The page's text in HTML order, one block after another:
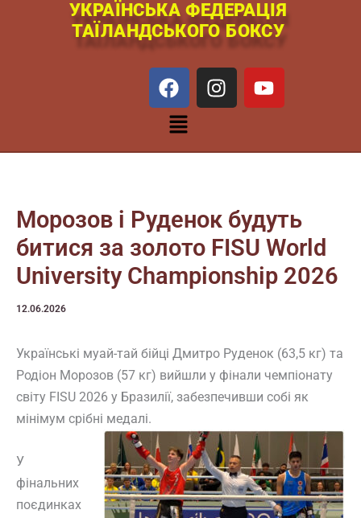
УКРАЇНСЬКА ФЕДЕРАЦІЯ
ТАЇЛАНДСЬКОГО БОКСУ
a
c
e
b
o
n
s
g
m
o
u
b
Меню
Морозов і Руденок будуть
битися за золото FISU World
University Championship 2026
12.06.2026
Українські муай-тай бійці Дмитро Руденок (63,5 кг) та
Родіон Морозов (57 кг) вийшли у фінали чемпіонату
світу FISU 2026 у Бразилії, забезпечивши собі як
мінімум срібні медалі.
У
фінальних
поєдинках